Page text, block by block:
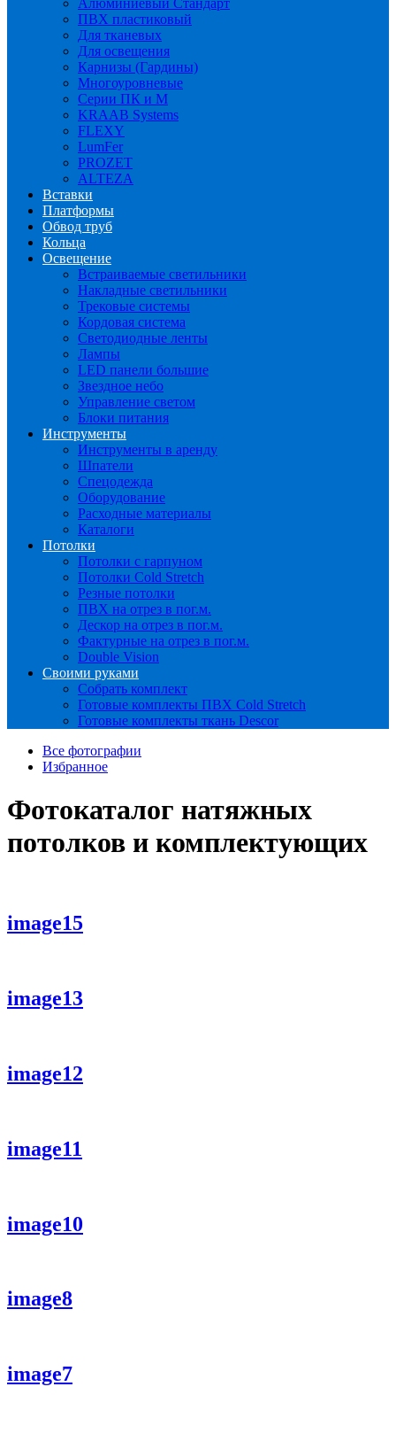
ПВХ пластиковый
Для тканевых
Для освещения
Карнизы (Гардины)
Многоуровневые
Серии ПК и М
KRAAB Systems
FLEXY
LumFer
PROZET
ALTEZA
Вставки
Платформы
Обвод труб
Кольца
Освещение
Встраиваемые светильники
Накладные светильники
Трековые системы
Кордовая система
Светодиодные ленты
Лампы
LED панели большие
Звездное небо
Управление светом
Блоки питания
Инструменты
Инструменты в аренду
Шпатели
Спецодежда
Оборудование
Расходные материалы
Каталоги
Потолки
Потолки с гарпуном
Потолки Cold Stretch
Резные потолки
ПВХ на отрез в пог.м.
Дескор на отрез в пог.м.
Фактурные на отрез в пог.м.
Double Vision
Своими руками
Собрать комплект
Готовые комплекты ПВХ Cold Stretch
Готовые комплекты ткань Descor
Все фотографии
Избранное
Фотокаталог натяжных
потолков и комплектующих
image15
image13
image12
image11
image10
image8
image7